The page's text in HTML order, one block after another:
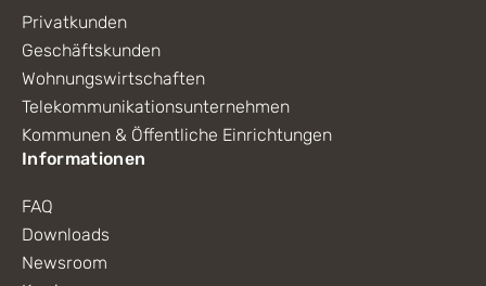
Privatkunden
Geschäftskunden
Wohnungswirtschaften
Telekommunikationsunternehmen
Kommunen & Öffentliche Einrichtungen
Informationen
FAQ
Downloads
Newsroom